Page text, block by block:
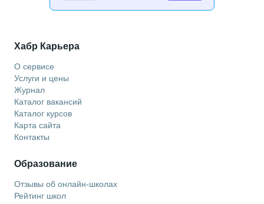
Хабр Карьера
О сервисе
Услуги и цены
Журнал
Каталог вакансий
Каталог курсов
Карта сайта
Контакты
Образование
Отзывы об онлайн-школах
Рейтинг школ